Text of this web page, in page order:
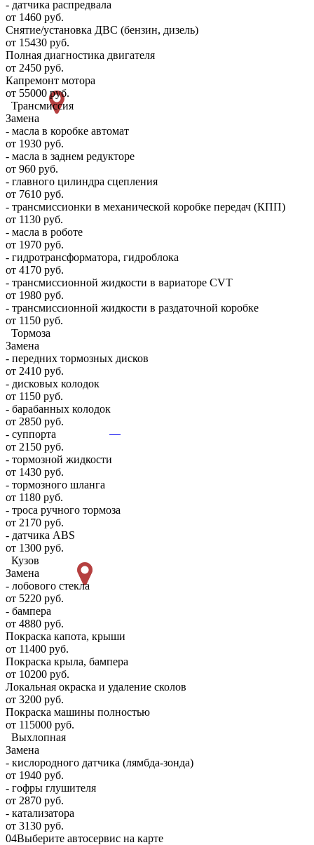
- датчика распредвала
от 1460 руб.
Снятие/установка ДВС (бензин, дизель)
от 15430 руб.
Полная диагностика двигателя
от 2450 руб.
Капремонт мотора
от 55000 руб.
Трансмиссия
Замена
- масла в коробке автомат
от 1930 руб.
- масла в заднем редукторе
от 960 руб.
- главного цилиндра сцепления
от 7610 руб.
- трансмиссионки в механической коробке передач (КПП)
от 1130 руб.
- масла в роботе
от 1970 руб.
- гидротрансформатора, гидроблока
от 4170 руб.
- трансмиссионной жидкости в вариаторе CVT
от 1980 руб.
- трансмиссионной жидкости в раздаточной коробке
от 1150 руб.
Тормоза
Замена
- передних тормозных дисков
от 2410 руб.
- дисковых колодок
от 1150 руб.
- барабанных колодок
от 2850 руб.
- суппорта
от 2150 руб.
- тормозной жидкости
от 1430 руб.
- тормозного шланга
от 1180 руб.
- троса ручного тормоза
от 2170 руб.
- датчика ABS
от 1300 руб.
Кузов
Замена
- лобового стекла
от 5220 руб.
- бампера
от 4880 руб.
Покраска капота, крыши
от 11400 руб.
Покраска крыла, бампера
от 10200 руб.
Локальная окраска и удаление сколов
от 3200 руб.
Покраска машины полностью
от 115000 руб.
Выхлопная
Замена
- кислородного датчика (лямбда-зонда)
от 1940 руб.
- гофры глушителя
от 2870 руб.
- катализатора
от 3130 руб.
04Выберите автосервис на карте